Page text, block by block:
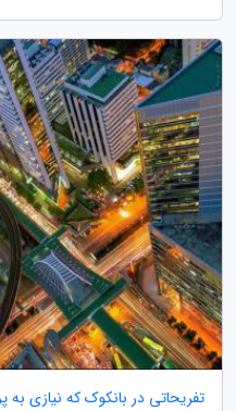
تفریحاتی در بانکوک که نیازی به